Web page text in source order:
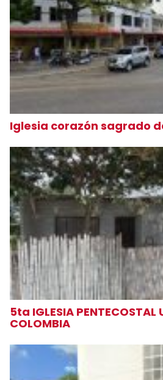
Iglesia corazón sagrado
5ta IGLESIA PENTECOSTAL
COLOMBIA